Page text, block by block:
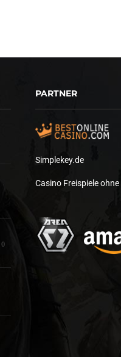
0
PARTNER
Simplekey.de
Casino Freispiele